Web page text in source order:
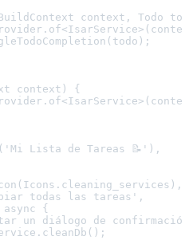
context, Todo
context) {
Lista de Tareas 📝'),
todas las tareas',
{
un diálogo de